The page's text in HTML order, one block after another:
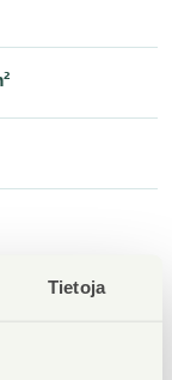
Tietoja